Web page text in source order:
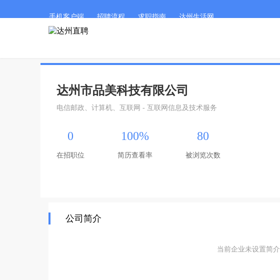
手机客户端 招聘流程 求职指南 达州生活网
达州市品美科技有限公司
电信邮政、计算机、互联网 - 互联网信息及技术服务
0
在招职位
100%
简历查看率
80
被浏览次数
公司简介
当前企业未设置简介